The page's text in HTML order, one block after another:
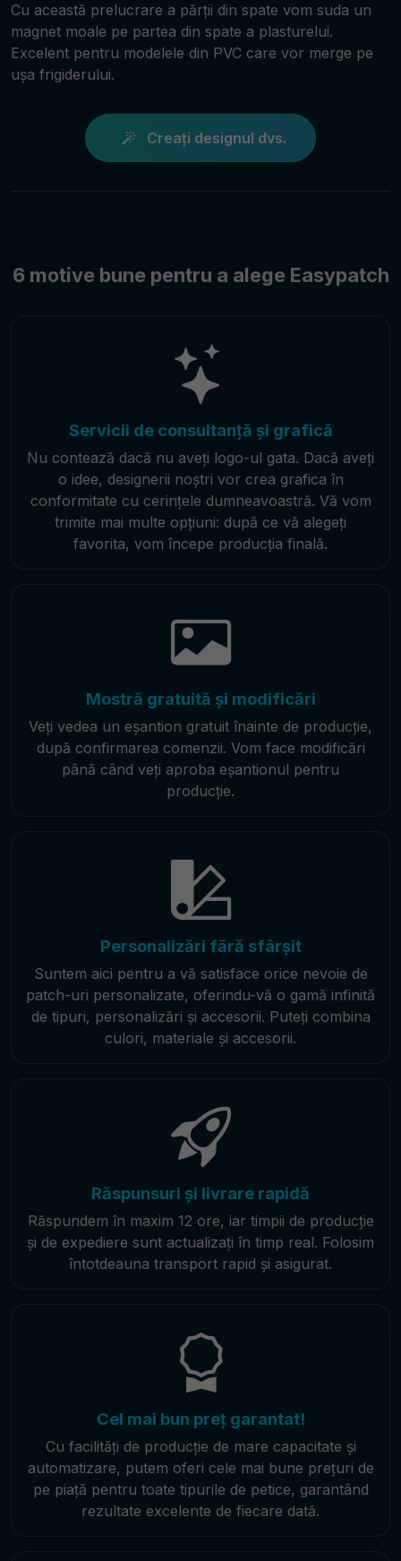
Cu această prelucrare a părții din spate vom suda un
magnet moale pe partea din spate a plasturelui.
Excelent pentru modelele din PVC care vor merge pe
ușa frigiderului.
Creați designul dvs.
6 motive bune pentru a alege Easypatch
Servicii de consultanță și grafică
Nu contează dacă nu aveți logo-ul gata. Dacă aveți
o idee, designerii noștri vor crea grafica în
conformitate cu cerințele dumneavoastră. Vă vom
trimite mai multe opțiuni: după ce vă alegeți
favorita, vom începe producția finală.
Mostră gratuită și modificări
Veți vedea un eșantion gratuit înainte de producție,
după confirmarea comenzii. Vom face modificări
până când veți aproba eșantionul pentru
producție.
Personalizări fără sfârșit
Suntem aici pentru a vă satisface orice nevoie de
patch-uri personalizate, oferindu-vă o gamă infinită
de tipuri, personalizări și accesorii. Puteți combina
culori, materiale și accesorii.
Răspunsuri și livrare rapidă
Răspundem în maxim 12 ore, iar timpii de producție
și de expediere sunt actualizați în timp real. Folosim
întotdeauna transport rapid și asigurat.
Cel mai bun preț garantat!
Cu facilități de producție de mare capacitate și
automatizare, putem oferi cele mai bune prețuri de
pe piață pentru toate tipurile de petice, garantând
rezultate excelente de fiecare dată.